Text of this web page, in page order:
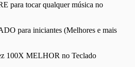
para tocar qualquer música no
para iniciantes (Melhores e mais
100X MELHOR no Teclado